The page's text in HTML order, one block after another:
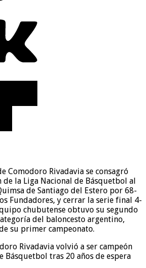
Comodoro Rivadavia se consagró
de la Liga Nacional de Básquetbol al
de Santiago del Estero por 68-
Fundadores, y cerrar la serie final 4-
chubutense obtuvo su segundo
del baloncesto argentino,
su primer campeonato.